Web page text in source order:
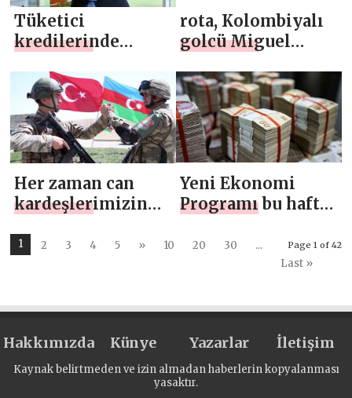
Tüketici
kredilerinde
içinde %28,7
büyüme
gerçekleşti
rota, Kolombiyalı
golcü Miguel
Her zaman can
kardeşlerimizin
Yeni Ekonomi
Programı bu hafta
Page 1 of 42
1 2 3 4 5 » 10 20 30
...
Last »
Hakkımızda Künye Yazarlar İletişim
Kaynak belirtmeden ve izin almadan haberlerin kopyalanması
yasaktır.